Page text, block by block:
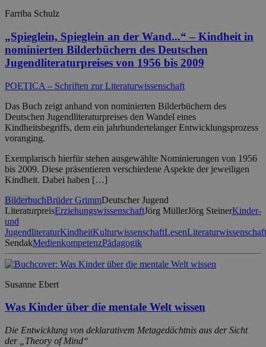
Farriba Schulz
„Spieglein, Spieglein an der Wand...“ – Kindheit in
nominierten Bilderbüchern des Deutschen
Jugendliteraturpreises von 1956 bis 2009
POETICA – Schriften zur Literaturwissenschaft
Das Buch zeigt anhand von nominierten Bilderbüchern des
Deutschen Jugendliteraturpreises den Wandel eines
Kindheitsbegriffs, dem ein jahrhundertelanger Entwicklungsprozess
voranging.
Exemplarisch hierfür stehen ausgewählte Nominierungen von 1956
bis 2009. Diese präsentieren verschiedene Aspekte der jeweiligen
Kindheit. Dabei haben […]
BilderbuchBrüder GrimmDeutscher Jugend
LiteraturpreisErziehungswissenschaftJörg MüllerJörg SteinerKinder-
und
JugendliteraturKindheitKulturwissenschaftLesenLiteraturwissenschaft
SendakMedienkompetenzPädagogik
Susanne Ebert
Was Kinder über die mentale Welt wissen
Die Entwicklung von deklarativem Metagedächtnis aus der Sicht
der „Theory of Mind“